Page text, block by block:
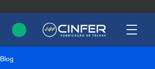
Blog